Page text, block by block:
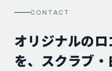
CONTACT
オリジナルの
を、スクラブ・